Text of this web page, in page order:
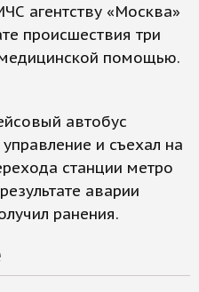
агентству «Москва»
происшествия три
помощью.
автобус
и съехал на
станции метро
аварии
ранения.